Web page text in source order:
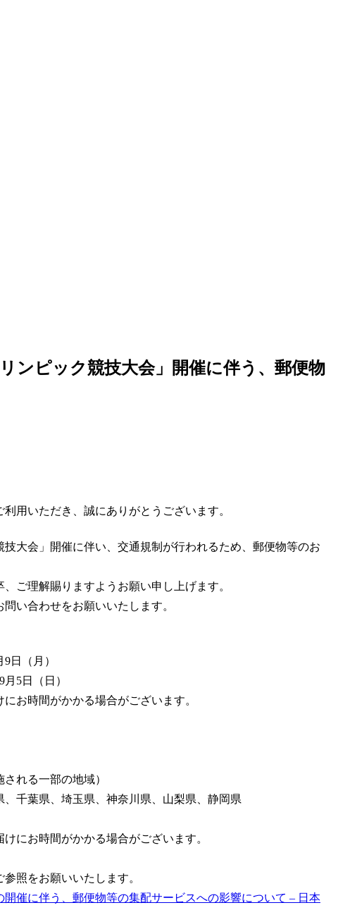
ンピック競技大会」開催に伴う、郵便物
用いただき、誠にありがとうございます。
大会」開催に伴い、交通規制が行われるため、郵便物等のお
ご理解賜りますようお願い申し上げます。
い合わせをお願いいたします。
日（月）
5日（日）
お時間がかかる場合がございます。
れる一部の地域）
千葉県、埼玉県、神奈川県、山梨県、静岡県
にお時間がかかる場合がございます。
照をお願いいたします。
開催に伴う、郵便物等の集配サービスへの影響について – 日本